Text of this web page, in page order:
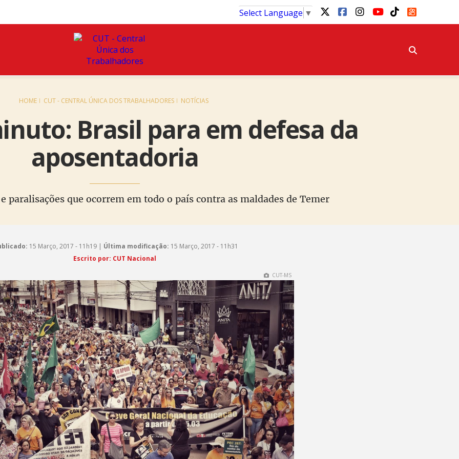
Select Language ▼
HOME CUT - CENTRAL ÚNICA DOS TRABALHADORES NOTÍCIAS
Brasil para em defesa da
aposentadoria
paralisações que ocorrem em todo o país contra as maldades de Temer
15 Março, 2017 - 11h19 | Última modificação: 15 Março, 2017 - 11h31
Escrito por: CUT Nacional
CUT-MS